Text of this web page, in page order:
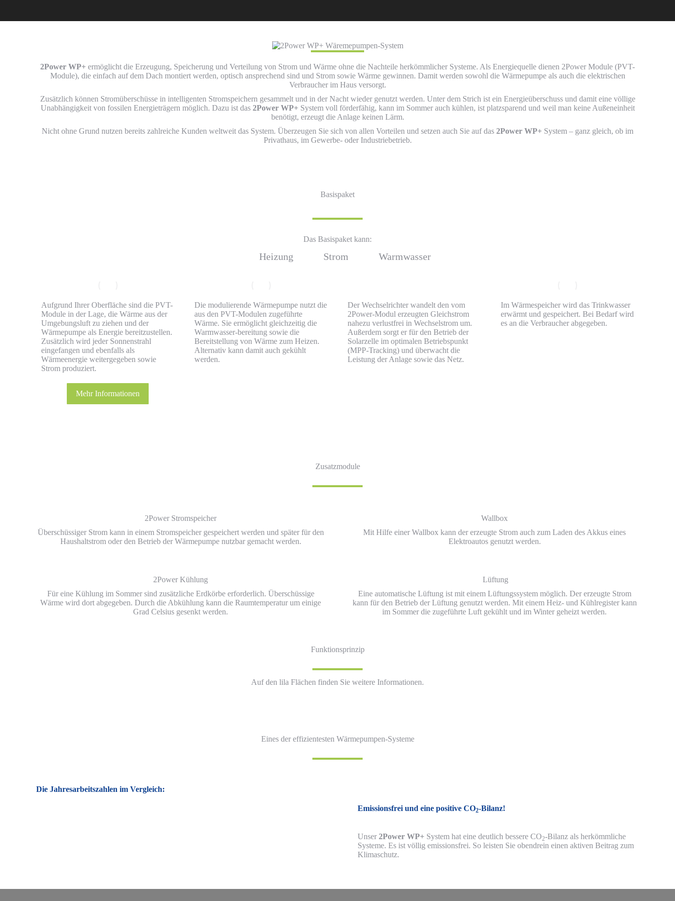
2Power WP+ ermöglicht die Erzeugung, Speicherung und Verteilung von Strom und Wärme ohne die Nachteile herkömmlicher Systeme. Als Energiequelle dienen 2Power Module (PVT-
Module), die einfach auf dem Dach montiert werden, optisch ansprechend sind und Strom sowie Wärme gewinnen. Damit werden sowohl die Wärmepumpe als auch die elektrischen
Verbraucher im Haus versorgt.
Zusätzlich können Stromüberschüsse in intelligenten Stromspeichern gesammelt und in der Nacht wieder genutzt werden. Unter dem Strich ist ein Energieüberschuss und damit eine völlige
Unabhängigkeit von fossilen Energieträgern möglich. Dazu ist das 2Power WP+System voll förderfähig, kann im Sommer auch kühlen, ist platzsparend und weil man keine Außeneinheit
benötigt, erzeugt die Anlage keinen Lärm.
Nicht ohne Grund nutzen bereits zahlreiche Kunden weltweit das System. Überzeugen Sie sich von allen Vorteilen und setzen auch Sie auf das 2Power WP+ System – ganz gleich, ob im
Privathaus, im Gewerbe- oder Industriebetrieb.
Basispaket
Das Basispaket kann:
Heizung Strom Warmwasser
Aufgrund Ihrer Oberfläche sind die PVT-
Module in der Lage, die Wärme aus der
Umgebungsluft zu ziehen und der
Wärmepumpe als Energie bereitzustellen.
Zusätzlich wird jeder Sonnenstrahl
eingefangen und ebenfalls als
Wärmeenergie weitergegeben sowie
Strom produziert.
Mehr Informationen
Die modulierende Wärmepumpe nutzt die
aus den PVT-Modulen zugeführte
Wärme. Sie ermöglicht gleichzeitig die
Warmwasser-bereitung sowie die
Bereitstellung von Wärme zum Heizen.
Alternativ kann damit auch gekühlt
werden.
Der Wechselrichter wandelt den vom
2Power-Modul erzeugten Gleichstrom
nahezu verlustfrei in Wechselstrom um.
Außerdem sorgt er für den Betrieb der
Solarzelle im optimalen Betriebspunkt
(MPP-Tracking) und überwacht die
Leistung der Anlage sowie das Netz.
Im Wärmespeicher wird das Trinkwasser
erwärmt und gespeichert. Bei Bedarf wird
es an die Verbraucher abgegeben.
Zusatzmodule
2Power Stromspeicher
Überschüssiger Strom kann in einem Stromspeicher gespeichert werden und später für den
Haushaltstrom oder den Betrieb der Wärmepumpe nutzbar gemacht werden.
Wallbox
Mit Hilfe einer Wallbox kann der erzeugte Strom auch zum Laden des Akkus eines
Elektroautos genutzt werden.
2Power Kühlung
Für eine Kühlung im Sommer sind zusätzliche Erdkörbe erforderlich. Überschüssige
Wärme wird dort abgegeben. Durch die Abkühlung kann die Raumtemperatur um einige
Grad Celsius gesenkt werden.
Lüftung
Eine automatische Lüftung ist mit einem Lüftungssystem möglich. Der erzeugte Strom
kann für den Betrieb der Lüftung genutzt werden. Mit einem Heiz- und Kühlregister kann
im Sommer die zugeführte Luft gekühlt und im Winter geheizt werden.
Funktionsprinzip
Auf den lila Flächen finden Sie weitere Informationen.
Eines der effizientesten Wärmepumpen-Systeme
Die Jahresarbeitszahlen im Vergleich:
Emissionsfrei und eine positive CO2-Bilanz!
Unser 2Power WP+ System hat eine deutlich bessere CO2-Bilanz als herkömmliche
Systeme. Es ist völlig emissionsfrei. So leisten Sie obendrein einen aktiven Beitrag zum
Klimaschutz.